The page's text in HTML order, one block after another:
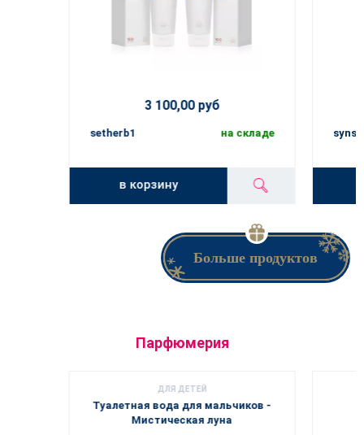
3 100,00 руб
setherb1 на складе
в корзину
Больше продуктов
Парфюмерия
ДЛЯ ДЕТЕЙ
Туалетная вода для мальчиков -
Мистическая луна